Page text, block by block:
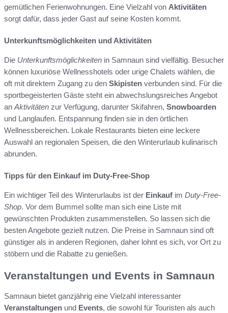
gemütlichen Ferienwohnungen. Eine Vielzahl von Aktivitäten
sorgt dafür, dass jeder Gast auf seine Kosten kommt.
Unterkunftsmöglichkeiten und Aktivitäten
Die Unterkunftsmöglichkeiten in Samnaun sind vielfältig. Besucher
können luxuriöse Wellnesshotels oder urige Chalets wählen, die
oft mit direktem Zugang zu den Skipisten verbunden sind. Für die
sportbegeisterten Gäste steht ein abwechslungsreiches Angebot
an Aktivitäten zur Verfügung, darunter Skifahren, Snowboarden
und Langlaufen. Entspannung finden sie in den örtlichen
Wellnessbereichen. Lokale Restaurants bieten eine leckere
Auswahl an regionalen Speisen, die den Winterurlaub kulinarisch
abrunden.
Tipps für den Einkauf im Duty-Free-Shop
Ein wichtiger Teil des Winterurlaubs ist der Einkauf im Duty-Free-
Shop. Vor dem Bummel sollte man sich eine Liste mit
gewünschten Produkten zusammenstellen. So lassen sich die
besten Angebote gezielt nutzen. Die Preise in Samnaun sind oft
günstiger als in anderen Regionen, daher lohnt es sich, vor Ort zu
stöbern und die Rabatte zu genießen.
Veranstaltungen und Events in Samnaun
Samnaun bietet ganzjährig eine Vielzahl interessanter
Veranstaltungen und Events, die sowohl für Touristen als auch